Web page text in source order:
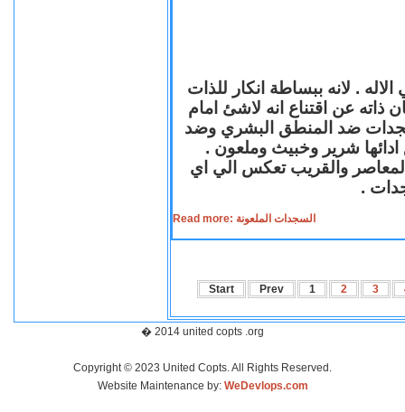
. لانه ببساطة انكار للذات
ذاته عن اقتناع انه لاشئ امام
ضد المنطق البشري وضد
ادائها شرير وخبيث وملعون .
المعاصر والقريب تعكس الي اي
.
Read more: السجدات الملعونة
Start Prev 1 2 3
� 2014 united copts .org
Copyright © 2023 United Copts. All Rights Reserved.
Website Maintenance by: WeDevlops.com